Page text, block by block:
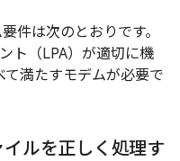
件は次のとおりです。
ト（LPA）が適切に機
満たすモデムが必要で
ルを正しく処理す